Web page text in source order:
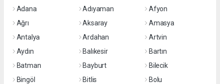
Adana Adıyaman
Afyon
Ağrı
Aksaray
Amasya
Antalya
Ardahan
Artvin
Aydın
Balıkesir
Bartın
Batman
Bayburt
Bilecik
Bingöl
Bitlis
Bolu